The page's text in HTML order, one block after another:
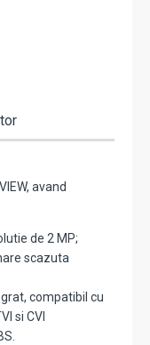
avand
de 2 MP;
scazuta
compatibil cu
si CVI